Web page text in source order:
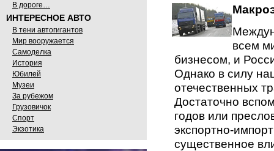
В дороге…
ИНТЕРЕСНОЕ АВТО
В тени автогигантов
Мир вооружается
Самоделка
История
Юбилей
Музеи
За рубежом
Грузовичок
Спорт
Экзотика
всем
бизнесом, и
Однако в силу
отечественных
Достаточно
годов или
экспортно-
существенное